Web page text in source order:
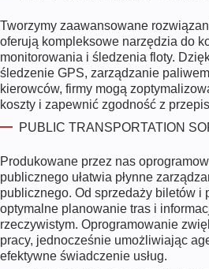
Tworzymy zaawansowane
oferują kompleksowe narzędzia do
monitorowania i śledzenia floty.
śledzenie GPS, zarządzanie
kierowców, firmy mogą
koszty i zapewnić zgodność z
PUBLIC TRANSPORTATION
Produkowane przez nas
publicznego ułatwia płynne
publicznego. Od sprzedaży biletów i
optymalne planowanie tras i
rzeczywistym. Oprogramowanie
pracy, jednocześnie umożliwiając
efektywne świadczenie usług.